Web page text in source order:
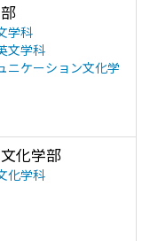
学科
文学科
ニケーション文化学
化学部
化学科